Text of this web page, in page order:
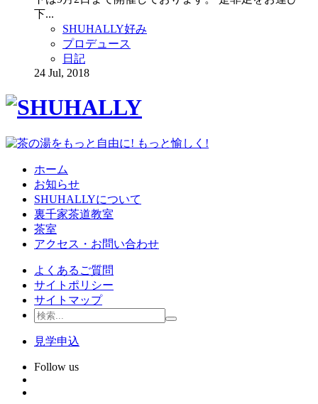
下...
SHUHALLY好み
プロデュース
日記
24 Jul, 2018
ホーム
お知らせ
SHUHALLYについて
裏千家茶道教室
茶室
アクセス・お問い合わせ
よくあるご質問
サイトポリシー
サイトマップ
見学申込
Follow us